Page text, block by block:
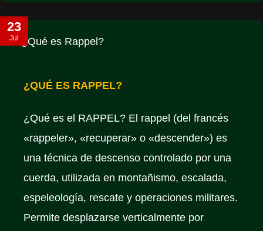
23
Jul
¿QUÉ ES RAPPEL?
¿Qué es el RAPPEL? El rappel (del francés
«rappeler», «recuperar» o «descender») es
una técnica de descenso controlado por una
cuerda, utilizada en montañismo, escalada,
espeleología, rescate y operaciones militares.
Permite desplazarse verticalmente por